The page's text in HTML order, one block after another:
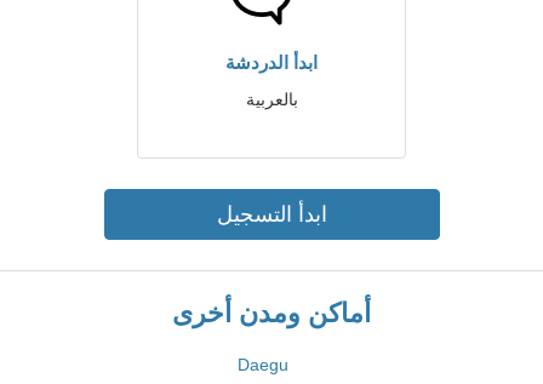
ابدأ الدردشة
بالعربية
ابدأ التسجيل
أماكن ومدن أخرى
Daegu